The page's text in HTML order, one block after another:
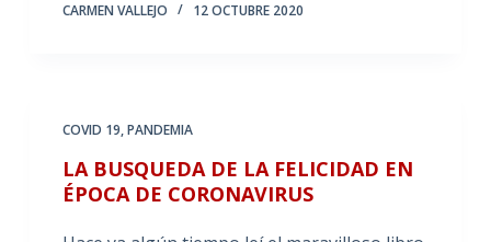
CARMEN VALLEJO 12 OCTUBRE 2020
COVID 19,PANDEMIA
LA BUSQUEDA DE LA FELICIDAD EN
ÉPOCA DE CORONAVIRUS